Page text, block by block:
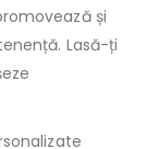
și
Lasă-ți